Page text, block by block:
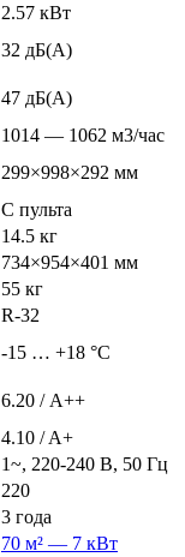
2.57 кВт
32 дБ(А)
47 дБ(А)
1014 — 1062 м3/час
299×998×292 мм
С пульта
14.5 кг
734×954×401 мм
55 кг
R-32
-15 … +18 °C
6.20 / А++
4.10 / A+
1~, 220-240 В, 50 Гц
220
3 года
70 м² — 7 кВт